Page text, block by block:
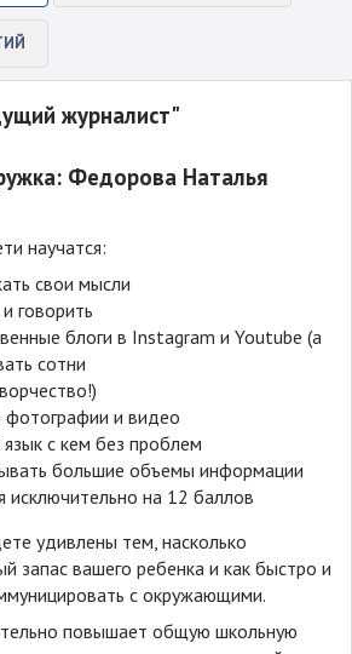
журналист"
Федорова Наталья
научатся:
свои мысли
говорить
блоги в Instagram и Youtube (а
сотни
фотографии и видео
с кем без проблем
большие объемы информации
исключительно на 12 баллов
удивлены тем, насколько
запас вашего ребенка и как быстро и
с окружающими.
повышает общую школьную